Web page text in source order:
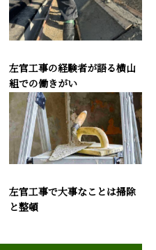
左官工事の経験者が語る横山
組での働きがい
左官工事で大事なことは掃除
と整頓